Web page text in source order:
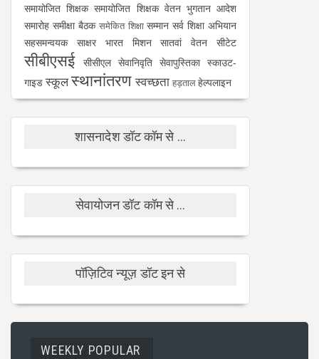
समायोजित शिक्षक समायोजित शिक्षक वेतन भुगतान आदेश
समारोह समीक्षा बैठक समेकित शिक्षा सम्मान सर्व शिक्षा अभियान
सहसमन्वयक
साक्षर भारत मिशन सातवां वेतन सीटेट
सीबीएसई सीसीएल सेवानिवृति सेवापुस्तिका स्काउट-
गाइड स्कूलस्थानांतरण स्वच्छता हड़तालहेल्पलाइन
शासनादेश डॉट कॉम से ...
सेवायोजन डॉट कॉम से ...
पॉज़िटिव न्यूज़ डॉट इन से
WEEKLY POPULAR